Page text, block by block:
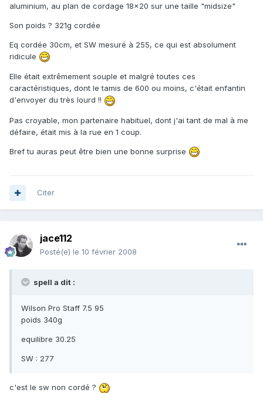
aluminium, au plan de cordage 18x20 sur une taille "midsize"
Son poids ? 321g cordée
Eq cordée 30cm, et SW mesuré à 255, ce qui est absolument
ridicule
Elle était extrêmement souple et malgré toutes ces
caractéristiques, dont le tamis de 600 ou moins, c'était enfantin
d'envoyer du très lourd !!
Pas croyable, mon partenaire habituel, dont j'ai tant de mal à me
défaire, était mis à la rue en 1 coup.
Bref tu auras peut être bien une bonne surprise
Citer
jace112
Posté(e) le 10 février 2008
spell a dit :
Wilson Pro Staff 7.5 95
poids 340g
equilibre 30.25
SW : 277
c'est le sw non cordé ?